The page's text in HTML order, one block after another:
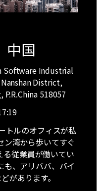
中国
Software Industrial
District,
518057
トルのオフィスが私
ン湾から歩いてすぐ
従業員が働いてい
も、アリババ、バイ
があります。